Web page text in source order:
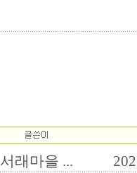
서래마을 ...